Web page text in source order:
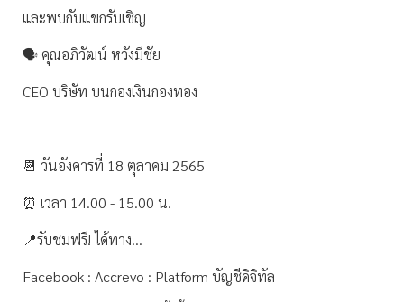
และพบกับแขกรับเชิญ
🗣 คุณอภิวัฒน์ หวังมีชัย
CEO บริษัท บนกองเงินกองทอง
📆 วันอังคารที่ 18 ตุลาคม 2565
⏰ เวลา 14.00 - 15.00 น.
📍รับชมฟรี! ได้ทาง…
Facebook : Accrevo : Platform บัญชีดิจิทัล